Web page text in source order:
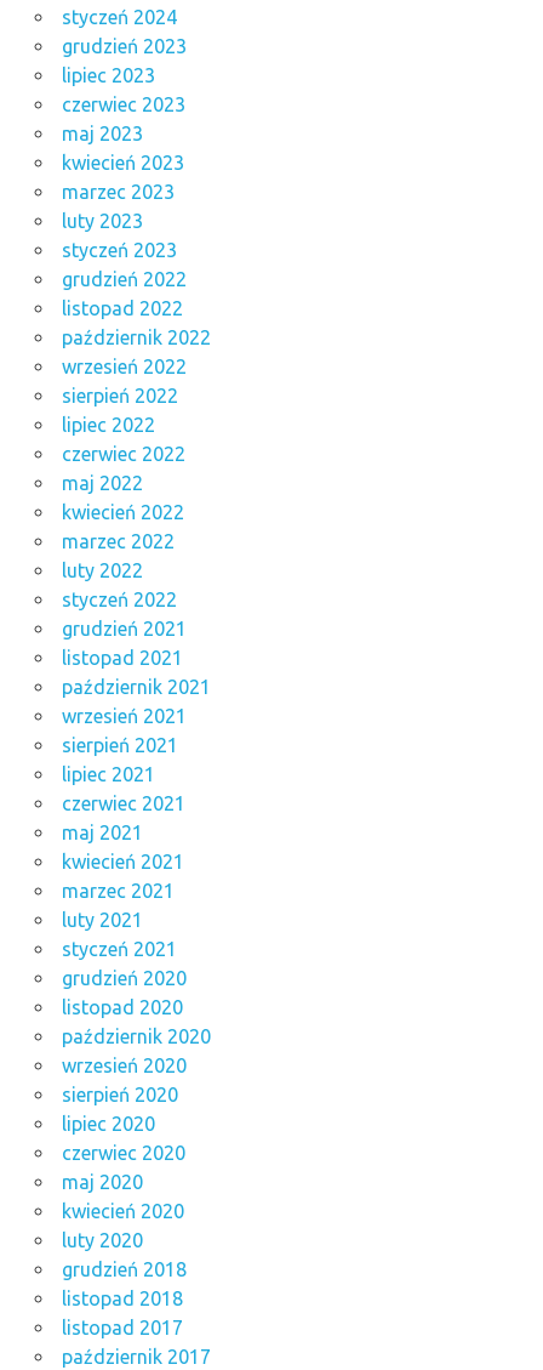
styczeń 2024
grudzień 2023
lipiec 2023
czerwiec 2023
maj 2023
kwiecień 2023
marzec 2023
luty 2023
styczeń 2023
grudzień 2022
listopad 2022
październik 2022
wrzesień 2022
sierpień 2022
lipiec 2022
czerwiec 2022
maj 2022
kwiecień 2022
marzec 2022
luty 2022
styczeń 2022
grudzień 2021
listopad 2021
październik 2021
wrzesień 2021
sierpień 2021
lipiec 2021
czerwiec 2021
maj 2021
kwiecień 2021
marzec 2021
luty 2021
styczeń 2021
grudzień 2020
listopad 2020
październik 2020
wrzesień 2020
sierpień 2020
lipiec 2020
czerwiec 2020
maj 2020
kwiecień 2020
luty 2020
grudzień 2018
listopad 2018
listopad 2017
październik 2017